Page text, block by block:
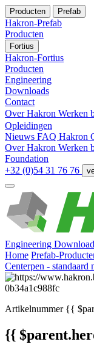
Producten Prefab
Hakron-Prefab
Producten
Fortius
Hakron-Fortius
Producten
Engineering
Downloads
Contact
Over Hakron Werken
Opleidingen
Nieuws FAQ Hakron
Over Hakron Werken
Foundation
+32 (0)54 31 76 76
Engineering
Home Prefab-
Centerpen - standaard
Artikelnummer{{
{{